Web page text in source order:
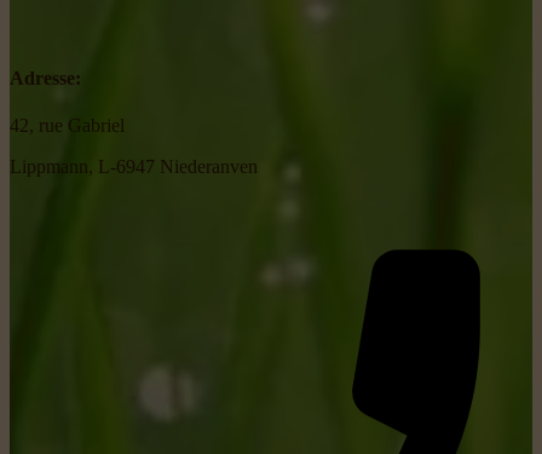
Adresse:
42, rue Gabriel
Lippmann, L-6947 Niederanven